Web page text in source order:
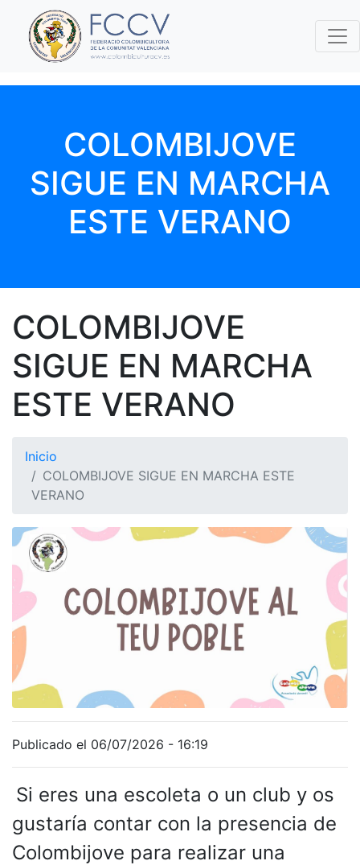
COLOMBIJOVE
SIGUE EN MARCHA
ESTE VERANO
COLOMBIJOVE
SIGUE EN MARCHA
ESTE VERANO
Inicio
COLOMBIJOVE SIGUE EN MARCHA ESTE
VERANO
Publicado el 06/07/2026 - 16:19
Si eres una escoleta o un club y os
gustaría contar con la presencia de
Colombijove para realizar una